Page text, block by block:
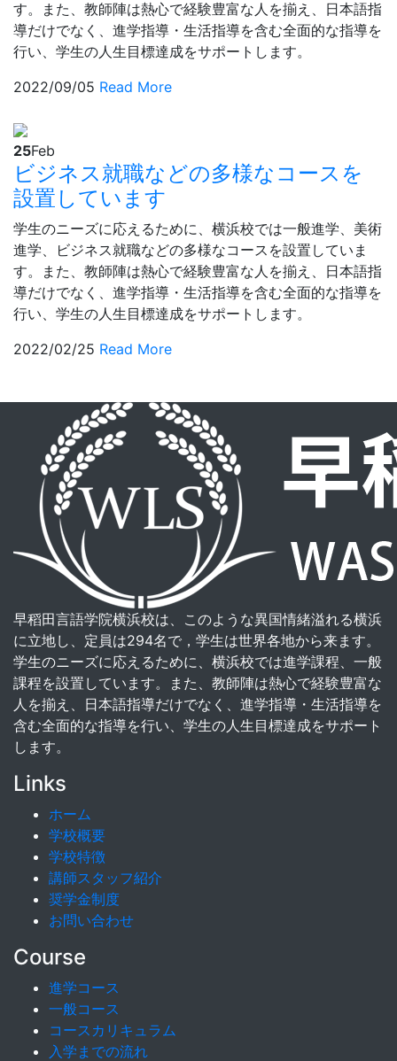
す。また、教師陣は熱心で経験豊富な人を揃え、日本語指
導だけでなく、進学指導・生活指導を含む全面的な指導を
行い、学生の人生目標達成をサポートします。
2022/09/05 Read More
25Feb
ビジネス就職などの多様なコースを
設置しています
学生のニーズに応えるために、横浜校では一般進学、美術
進学、ビジネス就職などの多様なコースを設置していま
す。また、教師陣は熱心で経験豊富な人を揃え、日本語指
導だけでなく、進学指導・生活指導を含む全面的な指導を
行い、学生の人生目標達成をサポートします。
2022/02/25 Read More
早稻田言語学院横浜校は、このような異国情緒溢れる横浜
に立地し、定員は294名で，学生は世界各地から来ます。
学生のニーズに応えるために、横浜校では進学課程、一般
課程を設置しています。また、教師陣は熱心で経験豊富な
人を揃え、日本語指導だけでなく、進学指導・生活指導を
含む全面的な指導を行い、学生の人生目標達成をサポート
します。
Links
ホーム
学校概要
学校特徴
講師スタッフ紹介
奨学金制度
お問い合わせ
Course
進学コース
一般コース
コースカリキュラム
入学までの流れ